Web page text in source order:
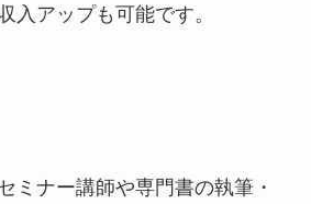
入アップも可能です。
ミナー講師や専門書の執筆・